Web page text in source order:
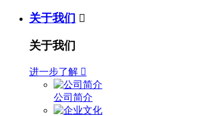
关于我们 
关于我们
进一步了解 
公司简介